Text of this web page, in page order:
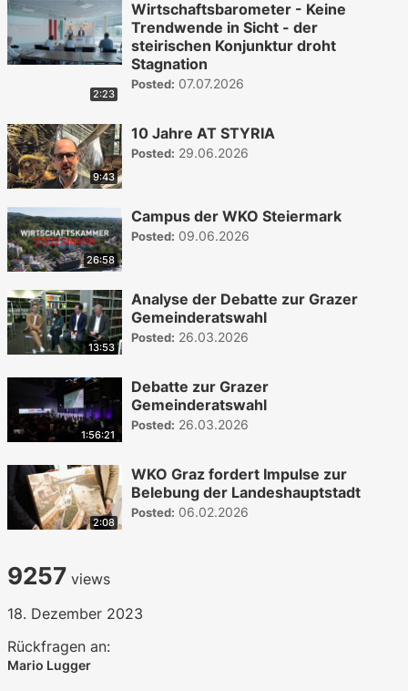
2:23
Wirtschaftsbarometer - Keine
Trendwende in Sicht - der
steirischen Konjunktur droht
Stagnation
Posted: 07.07.2026
9:43
10 Jahre AT STYRIA
Posted: 29.06.2026
26:58
Campus der WKO Steiermark
Posted: 09.06.2026
13:53
Analyse der Debatte zur Grazer
Gemeinderatswahl
Posted: 26.03.2026
1:56:21
Debatte zur Grazer
Gemeinderatswahl
Posted: 26.03.2026
2:08
WKO Graz fordert Impulse zur
Belebung der Landeshauptstadt
Posted: 06.02.2026
9257 views
18. Dezember 2023
Rückfragen an:
Mario Lugger